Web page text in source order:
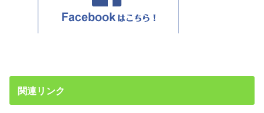
関連リンク